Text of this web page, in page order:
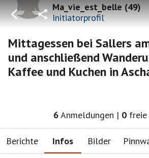
Ma_vie_est_belle(49)
Initiatorprofil
Mittagessen bei Sallers
und anschließend
Kaffee und Kuchen in
6Anmeldungen | 0
Berichte Infos Bilder